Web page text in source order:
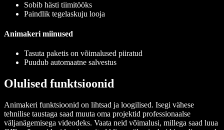
Sobib hästi tiimitööks
Paindlik tegelaskuju looja
Animakeri miinused
Tasuta paketis on võimalused piiratud
Puudub automaatne salvestus
Olulised funktsioonid
Animakeri funktsioonid on lihtsad ja loogilised. Isegi vähese
tehnilise taustaga saad muuta oma projektid professionaalse
väljanägemisega videodeks. Vaata neid võimalusi, millega saad luua